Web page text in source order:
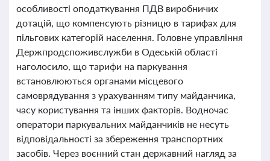
особливості оподаткування ПДВ виробничих
дотацій, що компенсують різницю в тарифах для
пільгових категорій населення. Головне управління
Держпродспоживслужби в Одеській області
наголосило, що тарифи на паркування
встановлюються органами місцевого
самоврядування з урахуванням типу майданчика,
часу користування та інших факторів. Водночас
оператори паркувальних майданчиків не несуть
відповідальності за збереження транспортних
засобів. Через воєнний стан державний нагляд за